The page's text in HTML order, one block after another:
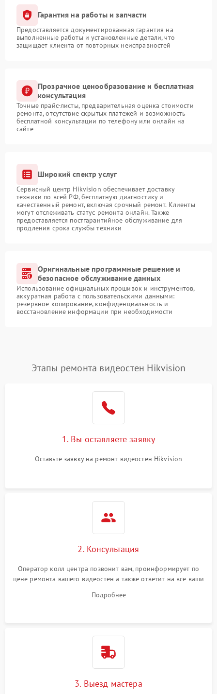
Гарантия на работы и запчасти
Предоставляется документированная гарантия на
выполненные работы и установленные детали, что
защищает клиента от повторных неисправностей
Прозрачное ценообразование и бесплатная
консультация
Точные прайс-листы, предварительная оценка стоимости
ремонта, отсутствие скрытых платежей и возможность
бесплатной консультации по телефону или онлайн на
сайте
Широкий спектр услуг
Сервисный центр Hikvision обеспечивает доставку
техники по всей РФ, бесплатную диагностику и
качественный ремонт, включая срочный ремонт. Клиенты
могут отслеживать статус ремонта онлайн. Также
предоставляется постгарантийное обслуживание для
продления срока службы техники
Оригинальные программные решение и
безопасное обслуживание данных
Использование официальных прошивок и инструментов,
аккуратная работа с пользовательскими данными:
резервное копирование, конфиденциальность и
восстановление информации при необходимости
Этапы ремонта видеостен Hikvision
1. Вы оставляете заявку
Оставьте заявку на ремонт видеостен Hikvision
2. Консультация
Оператор колл центра позвонит вам, проинформирует по
цене ремонта вашего видеостен а также ответит на все ваши
Подробнее
3. Выезд мастера